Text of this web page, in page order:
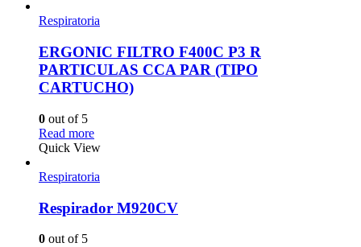
Respiratoria
ERGONIC FILTRO F400C P3 R
PARTICULAS CCA PAR (TIPO
CARTUCHO)
0 out of 5
Read more
Quick View
Respiratoria
Respirador M920CV
0 out of 5